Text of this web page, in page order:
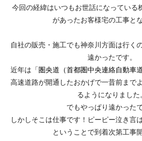
今回の経緯はいつもお世話になっている
があったお客様宅の工事と
自社の販売・施工でも神奈川方面は行く
遠かったです。
近年は「圏央道（首都圏中央連絡自動車道
高速道路が開通したおかげで一昔前まで
るようになりました
でもやっぱり遠かったで
しかしそこは仕事です！ピーピー泣き言
ということで到着次第工事